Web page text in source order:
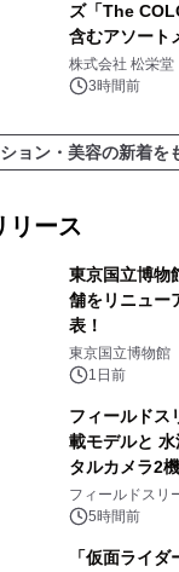
ズ「The
含むアソート
8月6日発売
株式会社 松栄堂
3時間前
ョン・美容の新着を
リース
東京国立博物
舗をリニュ
表！
東京国立博物館
1日前
フィールドス
載モデルと
タルカメラ2
約1300万画素
ジ新登場
フィールドスリ
5時間前
「仮面ライ